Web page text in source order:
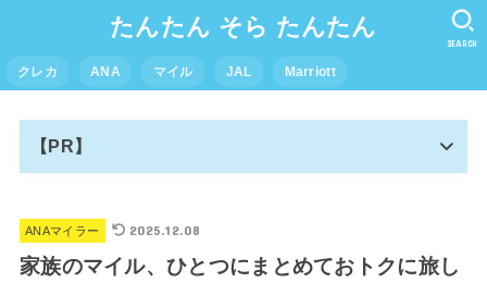
たんたん そら たんたん
クレカ ANA マイル JAL Marriott
SEARCH
【PR】
ANAマイラー 2025.12.08
家族のマイル、ひとつにまとめておトクに旅し